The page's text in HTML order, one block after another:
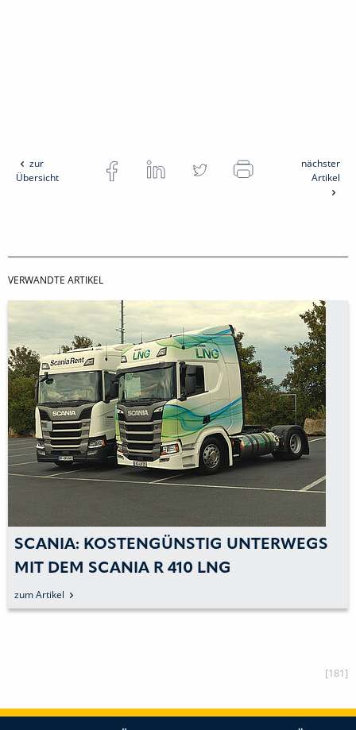
zur
Übersicht
nächster
Artikel
VERWANDTE ARTIKEL
SCANIA: KOSTENGÜNSTIG UNTERWEGS
MIT DEM SCANIA R 410 LNG
zum Artikel
[181]